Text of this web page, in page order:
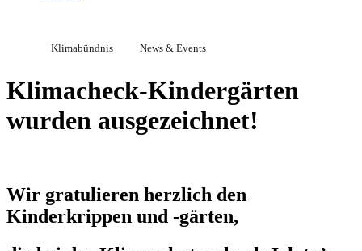
Klimabündnis News & Events
Klimacheck-Kindergärten
wurden ausgezeichnet!
Wir gratulieren herzlich den
Kinderkrippen und -gärten,